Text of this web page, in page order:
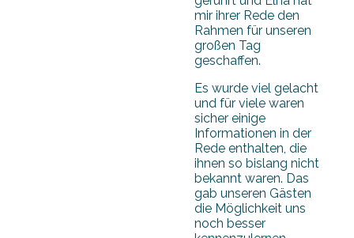
mir ihrer Rede den
Rahmen für unseren
großen Tag
geschaffen.
Es wurde viel gelacht
und für viele waren
sicher einige
Informationen in der
Rede enthalten, die
ihnen so bislang nicht
bekannt waren. Das
gab unseren Gästen
die Möglichkeit uns
noch besser